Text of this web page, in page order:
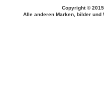
Copyright ©
Alle anderen Marken, bilder und